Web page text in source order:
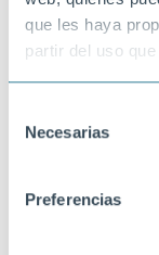
que les haya
partir del uso
Necesarias
Preferencias